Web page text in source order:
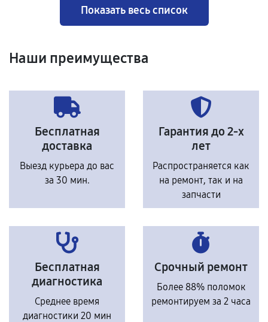
Показать весь список
Наши преимущества
Бесплатная
доставка
Выезд курьера до вас
за 30 мин.
Гарантия до 2-х
лет
Распространяется как
на ремонт, так и на
запчасти
Бесплатная
диагностика
Среднее время
диагностики 20 мин
Срочный ремонт
Более 88% поломок
ремонтируем за 2 часа